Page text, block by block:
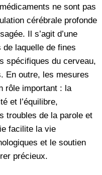
ne sont pas
cérébrale profonde
Il s’agit d’une
laquelle de fines
spécifiques du cerveau,
En outre, les mesures
rôle important : la
et l’équilibre,
troubles de la parole et
facilite la vie
et le soutien
précieux.